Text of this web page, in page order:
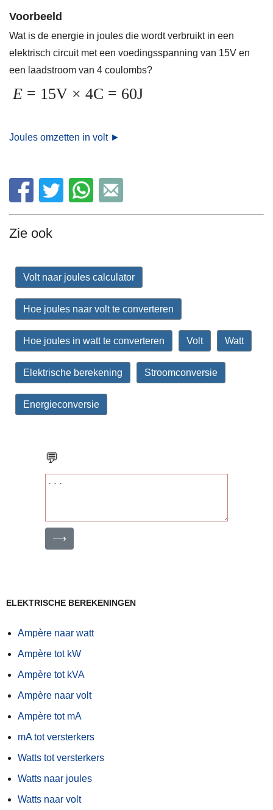
Voorbeeld
Wat is de energie in joules die wordt verbruikt in een
elektrisch circuit met een voedingsspanning van 15V en
een laadstroom van 4 coulombs?
E = 15V × 4C = 60J
Joules omzetten in volt ►
Zie ook
Volt naar joules calculator
Hoe joules naar volt te converteren
Hoe joules in watt te converteren Volt Watt
Elektrische berekening Stroomconversie
Energieconversie
💬
⟶
ELEKTRISCHE BEREKENINGEN
Ampère naar watt
Ampère tot kW
Ampère tot kVA
Ampère naar volt
Ampère tot mA
mA tot versterkers
Watts tot versterkers
Watts naar joules
Watts naar volt